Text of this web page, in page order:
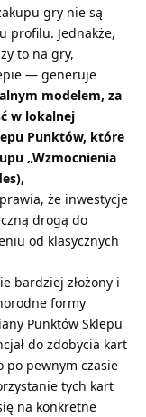
gry nie są
profilu. Jednakże,
to na gry,
— generuje
modelem, za
w lokalnej
Punktów, które
„Wzmocnienia
że inwestycje
drogą do
od klasycznych
bardziej złożony i
formy
Punktów Sklepu
do zdobycia kart
po pewnym czasie
tych kart
na konkretne